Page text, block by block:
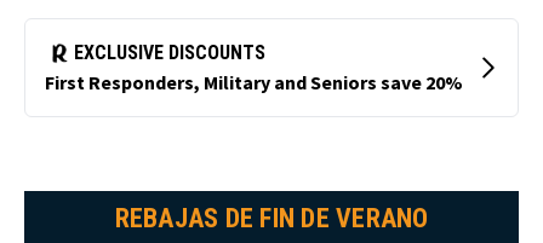
REBAJAS DE FIN DE VERANO